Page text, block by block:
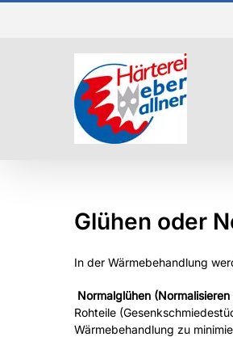
Glühen oder
In der Wärmebehandlung
Normalglühen
Rohteile
Wärmebehandlung zu